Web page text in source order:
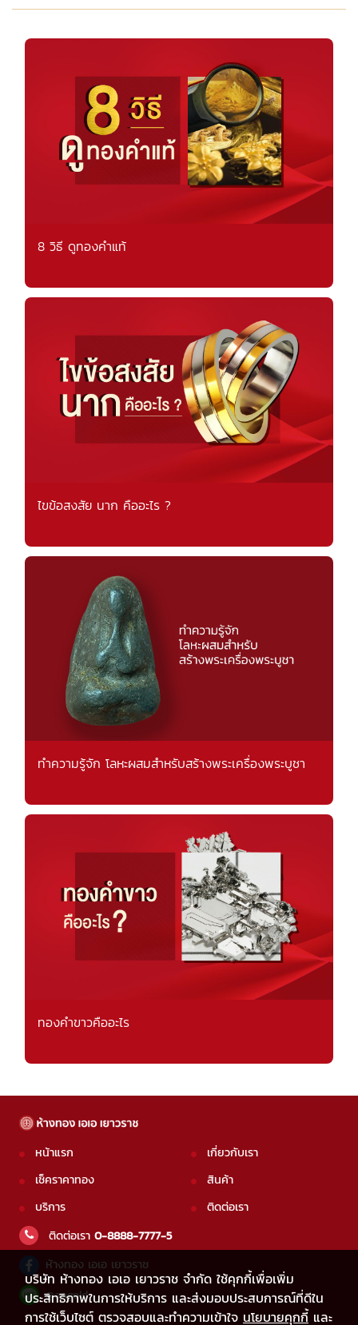
8 วิธี ดูทองคำแท้
ไขข้อสงสัย นาก คืออะไร ?
ทำความรู้จัก โลหะผสมสำหรับสร้างพระเครื่องพระบูชา
ทองคำขาวคืออะไร
บริษัท ห้างทอง เอเอ เยาวราช จำกัด ใช้คุกกี้เพื่อเพิ่ม
ประสิทธิภาพในการให้บริการ และส่งมอบประสบการณ์ที่ดีใน
การใช้เว็บไซต์ ตรวจสอบและทำความเข้าใจ นโยบายคุกกี้และ
หน้าแรก
เช็คราคาทอง
บริการ
เกี่ยวกับเรา
สินค้า
ติดต่อเรา
ติดต่อเรา 0-8888-7777-5
ห้างทอง เอเอ เยาวราช
@aagold